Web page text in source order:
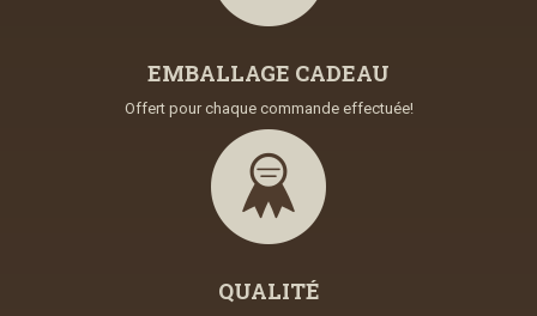
EMBALLAGE CADEAU
Offert pour chaque commande effectuée!
QUALITÉ